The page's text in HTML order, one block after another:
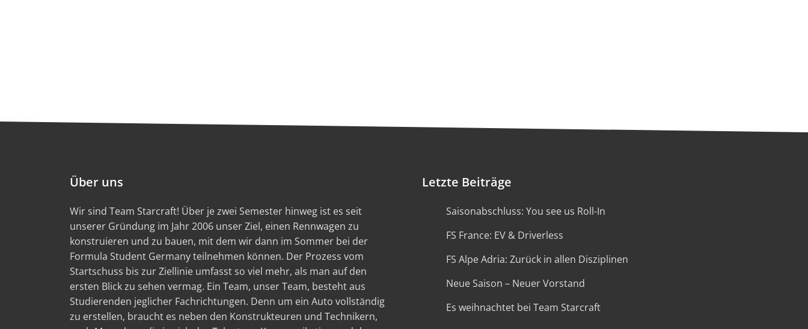
Über uns
Wir sind Team Starcraft! Über je zwei Semester hinweg ist es seit
unserer Gründung im Jahr 2006 unser Ziel, einen Rennwagen zu
konstruieren und zu bauen, mit dem wir dann im Sommer bei der
Formula Student Germany teilnehmen können. Der Prozess vom
Startschuss bis zur Ziellinie umfasst so viel mehr, als man auf den
ersten Blick zu sehen vermag. Ein Team, unser Team, besteht aus
Studierenden jeglicher Fachrichtungen. Denn um ein Auto vollständig
zu erstellen, braucht es neben den Konstrukteuren und Technikern,
Letzte Beiträge
Saisonabschluss: You see us Roll-In
FS France: EV & Driverless
FS Alpe Adria: Zurück in allen Disziplinen
Neue Saison – Neuer Vorstand
Es weihnachtet bei Team Starcraft